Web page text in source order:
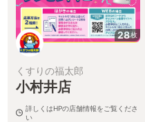
28枚
くすりの福太郎
小村井店
詳しくはHPの店舗情報をご覧くださ
い